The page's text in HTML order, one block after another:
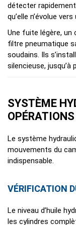
détecter
qu’elle n’évolue
Une fuite légère, un
filtre pneumatique
soudains. Ils
silencieuse,
SYSTÈME
OPÉRATIONS
Le système
mouvements du
indispensable.
VÉRIFICATION
Le niveau d’huile
les cylindres